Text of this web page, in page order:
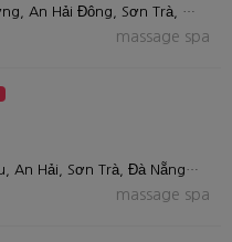
202C Phạm Cự Lượng, An Hải Đông, Sơn Trà, Đà Nẵng
massage spa
42 Trần Quang Diệu, An Hải, Sơn Trà, Đà Nẵng 550000, Việt Nam
massage spa